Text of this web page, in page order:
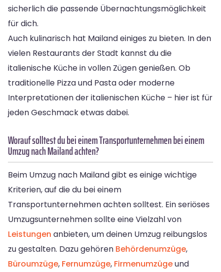
sicherlich die passende Übernachtungsmöglichkeit
für dich.
Auch kulinarisch hat Mailand einiges zu bieten. In den
vielen Restaurants der Stadt kannst du die
italienische Küche in vollen Zügen genießen. Ob
traditionelle Pizza und Pasta oder moderne
Interpretationen der italienischen Küche – hier ist für
jeden Geschmack etwas dabei.
Worauf solltest du bei einem Transportunternehmen bei einem
Umzug nach Mailand achten?
Beim Umzug nach Mailand gibt es einige wichtige
Kriterien, auf die du bei einem
Transportunternehmen achten solltest. Ein seriöses
Umzugsunternehmen sollte eine Vielzahl von
Leistungen anbieten, um deinen Umzug reibungslos
zu gestalten. Dazu gehören Behördenumzüge,
Büroumzüge, Fernumzüge, Firmenumzügeund